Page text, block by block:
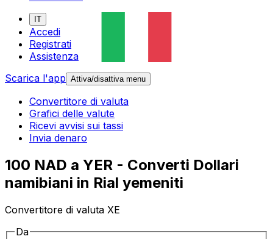
IT
Accedi
Registrati
Assistenza
Scarica l'app Attiva/disattiva menu
Convertitore di valuta
Grafici delle valute
Ricevi avvisi sui tassi
Invia denaro
100 NAD a YER - Converti Dollari
namibiani in Rial yemeniti
Convertitore di valuta XE
Da